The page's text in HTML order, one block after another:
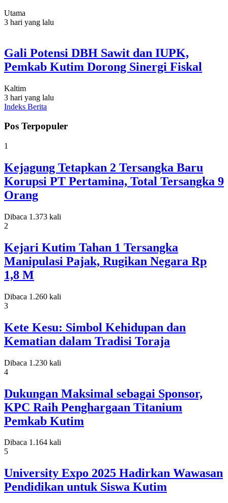
Utama
3 hari yang lalu
Gali Potensi DBH Sawit dan IUPK,
Pemkab Kutim Dorong Sinergi Fiskal
Kaltim
3 hari yang lalu
Indeks Berita
Pos Terpopuler
1
Kejagung Tetapkan 2 Tersangka Baru
Korupsi PT Pertamina, Total Tersangka 9
Orang
Dibaca 1.373 kali
2
Kejari Kutim Tahan 1 Tersangka
Manipulasi Pajak, Rugikan Negara Rp
1,8 M
Dibaca 1.260 kali
3
Kete Kesu: Simbol Kehidupan dan
Kematian dalam Tradisi Toraja
Dibaca 1.230 kali
4
Dukungan Maksimal sebagai Sponsor,
KPC Raih Penghargaan Titanium
Pemkab Kutim
Dibaca 1.164 kali
5
University Expo 2025 Hadirkan Wawasan
Pendidikan untuk Siswa Kutim